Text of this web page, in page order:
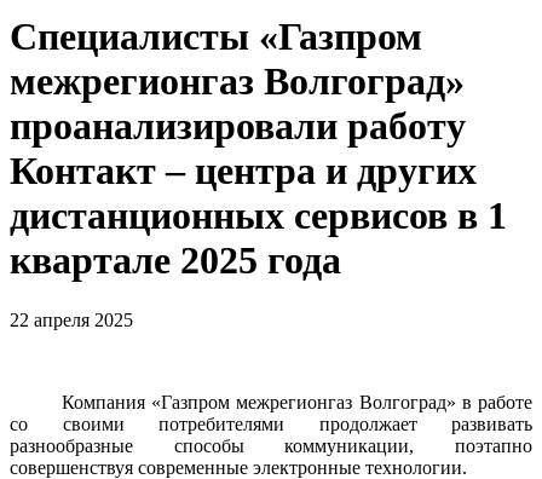
Специалисты «Газпром
межрегионгаз Волгоград»
проанализировали работу
Контакт – центра и других
дистанционных сервисов в 1
квартале 2025 года
22 апреля 2025
Компания «Газпром межрегионгаз Волгоград» в работе
со своими потребителями продолжает развивать
разнообразные способы коммуникации, поэтапно
совершенствуя современные электронные технологии.